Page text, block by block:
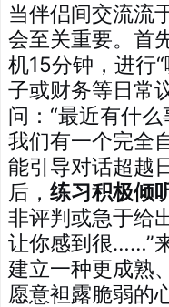
当伴侣间交流流
会至关重要。首
机15分钟，进行
子或财务等日常
问：“最近有什
我们有一个完全
能引导对话超越
后， 练习积极倾
非评判或急于给
让你感到很……”
建立一种更成熟
愿意袒露脆弱的